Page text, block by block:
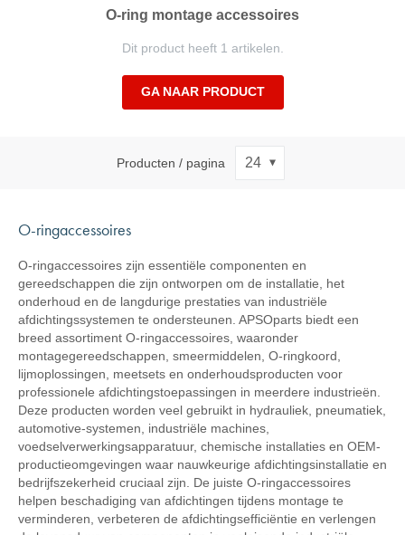
O-ring montage accessoires
Dit product heeft 1 artikelen.
GA NAAR PRODUCT
Producten / pagina
O-ringaccessoires
O-ringaccessoires zijn essentiële componenten en
gereedschappen die zijn ontworpen om de installatie, het
onderhoud en de langdurige prestaties van industriële
afdichtingssystemen te ondersteunen. APSOparts biedt een
breed assortiment O-ringaccessoires, waaronder
montagegereedschappen, smeermiddelen, O-ringkoord,
lijmoplossingen, meetsets en onderhoudsproducten voor
professionele afdichtingstoepassingen in meerdere industrieën.
Deze producten worden veel gebruikt in hydrauliek, pneumatiek,
automotive-systemen, industriële machines,
voedselverwerkingsapparatuur, chemische installaties en OEM-
productieomgevingen waar nauwkeurige afdichtingsinstallatie en
bedrijfszekerheid cruciaal zijn. De juiste O-ringaccessoires
helpen beschadiging van afdichtingen tijdens montage te
verminderen, verbeteren de afdichtingsefficiëntie en verlengen